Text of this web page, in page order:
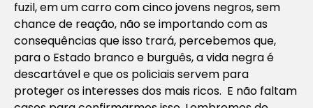
fuzil, em um carro com cinco jovens negros, sem
chance de reação, não se importando com as
consequências que isso trará, percebemos que,
para o Estado branco e burguês, a vida negra é
descartável e que os policiais servem para
proteger os interesses dos mais ricos. E não faltam